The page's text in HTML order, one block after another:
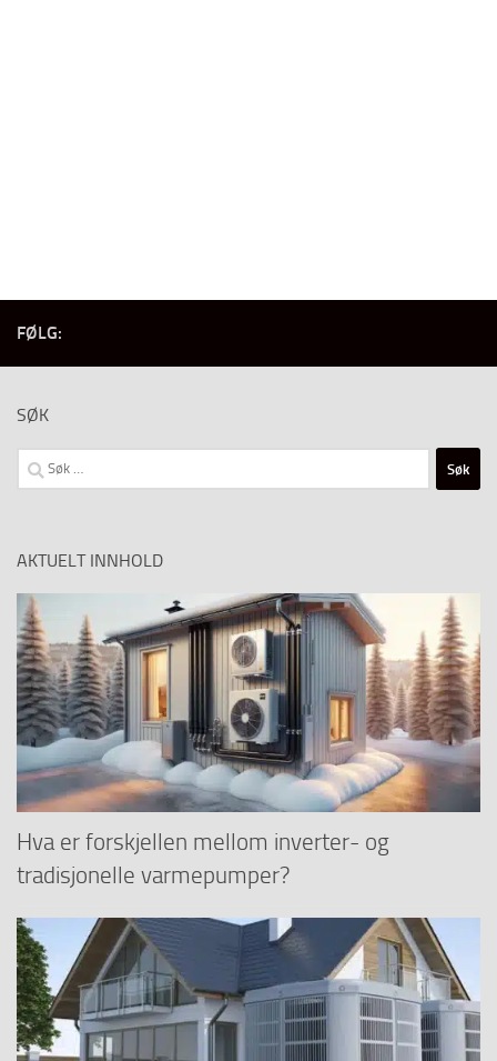
FØLG:
SØK
Søk
etter:
AKTUELT INNHOLD
Hva er forskjellen mellom inverter- og
tradisjonelle varmepumper?